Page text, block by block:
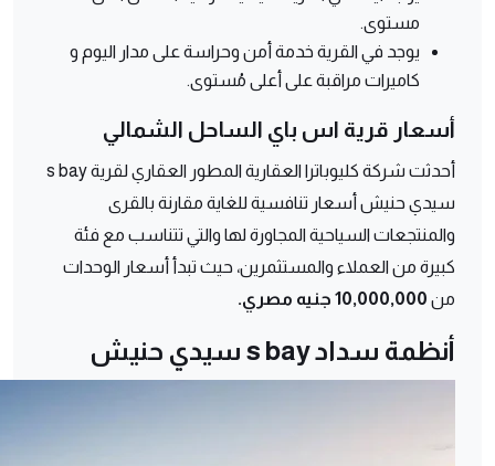
مستوى.
يوجد في القرية خدمة أمن وحراسة على مدار اليوم و
كاميرات مراقبة على أعلى مُستوى.
أسعار قرية اس باي الساحل الشمالي
أحدثت شركة كليوباترا العقارية المطور العقاري لقرية s bay
سيدي حنيش أسعار تنافسية للغاية مقارنة بالقرى
والمنتجعات السياحية المجاورة لها والتي تتناسب مع فئة
كبيرة من العملاء والمستثمرين، حيث تبدأ أسعار الوحدات
من 10,000,000 جنيه مصري.
أنظمة سداد s bay سيدي حنيش